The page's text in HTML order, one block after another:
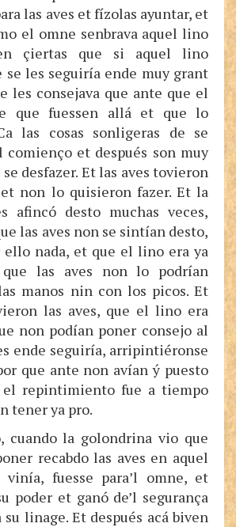
las aves et fízolas ayuntar, et
el omne senbrava aquel lino
çiertas que si aquel lino
se les seguiría ende muy grant
les consejava que ante que el
que fuessen allá et que lo
las cosas sonligeras de se
comienço et después son muy
se desfazer. Et las aves tovieron
non lo quisieron fazer. Et la
afincó desto muchas veces,
las aves non se sintían desto,
ello nada, et que el lino era ya
las aves non lo podrían
manos nin con los picos. Et
las aves, que el lino era
non podían poner consejo al
ende seguiría, arripintiéronse
que ante non avían ý puesto
el repintimiento fue a tiempo
tener ya pro.
cuando la golondrina vio que
recabdo las aves en aquel
fuesse para’l omne, et
poder et ganó de’l segurança
su linage. Et después acá biven